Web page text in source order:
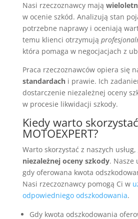
Nasi rzeczoznawcy mają
w ocenie szkód. Analizują stan
potrzebne naprawy i oceniają
temu klienci otrzymują
która pomaga w negocjacjach z
Praca rzeczoznawców opiera się
standardachi prawie. Ich
dostarczenie niezależnej oceny
w procesie likwidacji szkody.
Kiedy warto
MOTOEXPERT?
Warto skorzystać z naszych
niezależnej oceny szkody. Nasze
gdy oferowana kwota
Nasi rzeczoznawcy pomogą Ci w
odpowiedniego odszkodowania.
Gdy kwota odszkodowania